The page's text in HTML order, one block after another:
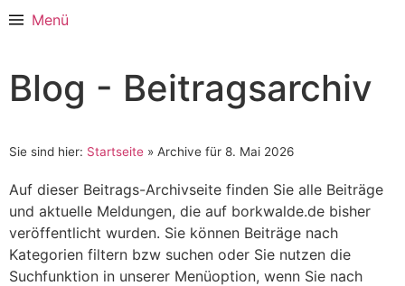
Menü
Blog - Beitragsarchiv
Sie sind hier: Startseite » Archive für 8. Mai 2026
Auf dieser Beitrags-Archivseite finden Sie alle Beiträge
und aktuelle Meldungen, die auf borkwalde.de bisher
veröffentlicht wurden. Sie können Beiträge nach
Kategorien filtern bzw suchen oder Sie nutzen die
Suchfunktion in unserer Menüoption, wenn Sie nach